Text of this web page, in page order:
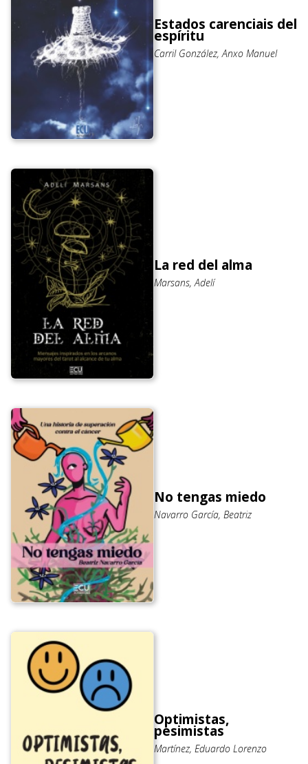
Estados carenciais del
espíritu
Carril González, Anxo Manuel
La red del alma
Marsans, Adelí
No tengas miedo
Navarro García, Beatriz
Optimistas,
pesimistas
Martínez, Eduardo Lorenzo